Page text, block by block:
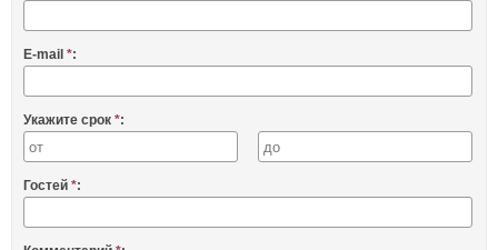
E-mail *:
Укажите срок *:
Гостей *: